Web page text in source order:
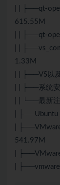
| | ├──qt-
615.55M
| | ├──qt-
| |
1.33M
| | ├──VS以
| | ├──系统
| | └──最新
|
|
541.97M
|
|